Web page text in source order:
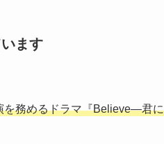
ます
を務めるドラマ『Believe―君